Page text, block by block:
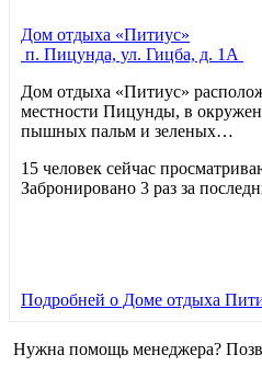
Дом отдыха «Питиус»
п. Пицунда, ул. Гицба, д. 1А
Дом отдыха «Питиус»
местности Пицунды, в
пышных пальм и зеленых…
15 человек сейчас
Забронировано 3 раз за
Подробней о Доме отдыха
Нужна помощь менеджера?